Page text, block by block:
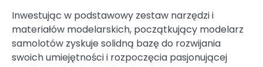
Inwestując w podstawowy zestaw narzędzi i
materiałów modelarskich, początkujący modelarz
samolotów zyskuje solidną bazę do rozwijania
swoich umiejętności i rozpoczęcia pasjonującej